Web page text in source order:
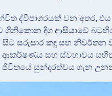
ද්වීපාගරයක් වන අතර,
දිග ආසියාවේ බටහිර
සරුසාර කඳු සහ නිවර්තන
සහ ස්වභාවය සහිත
සුන්දරත්වය ගැන